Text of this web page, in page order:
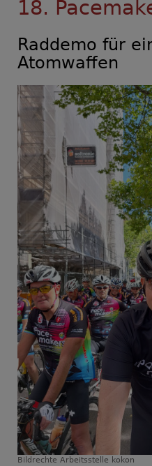
Rolle
der
18.
Raddemo für
Atomwaffen
Bildrechte Arbeitsstelle kokon